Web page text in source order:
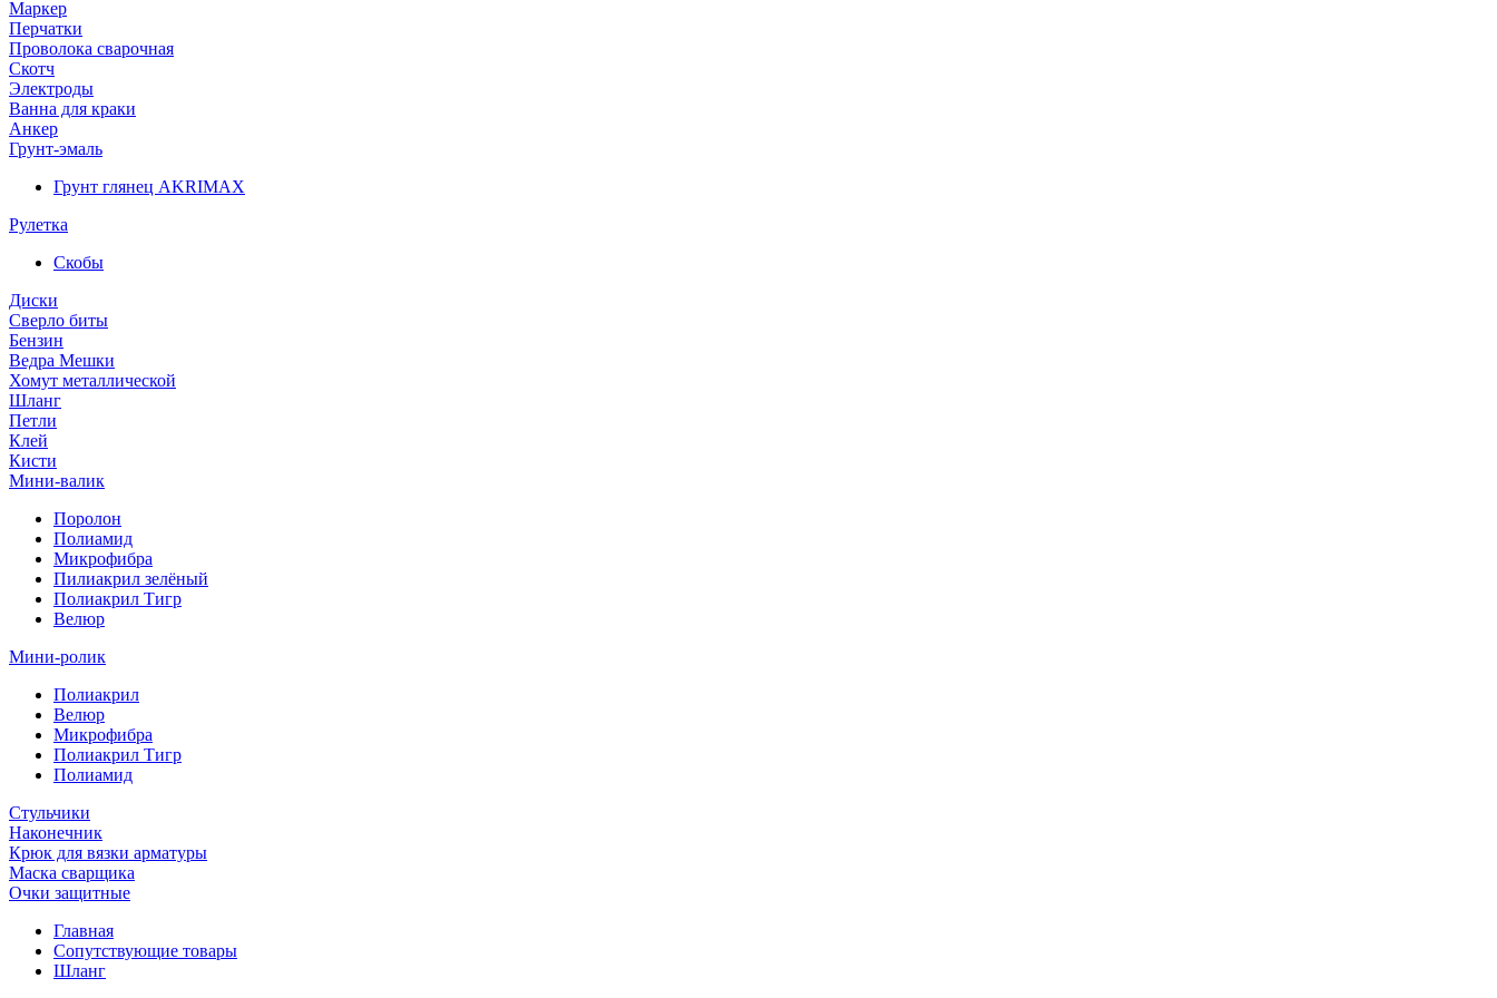
Маркер
Перчатки
Проволока сварочная
Скотч
Электроды
Ванна для краки
Анкер
Грунт-эмаль
Грунт глянец AKRIMAX
Рулетка
Скобы
Диски
Сверло биты
Бензин
Ведра Мешки
Хомут металлической
Шланг
Петли
Клей
Кисти
Мини-валик
Поролон
Полиамид
Микрофибра
Пилиакрил зелёный
Полиакрил Тигр
Велюр
Мини-ролик
Полиакрил
Велюр
Микрофибра
Полиакрил Тигр
Полиамид
Стульчики
Наконечник
Крюк для вязки арматуры
Маска сварщика
Очки защитные
Главная
Сопутствующие товары
Шланг